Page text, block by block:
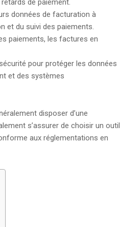
de paiement.
données de facturation à
et du suivi des paiements.
paiements, les factures en
pour protéger les données
et des systèmes
disposer d’une
s’assurer de choisir un outil
aux réglementations en